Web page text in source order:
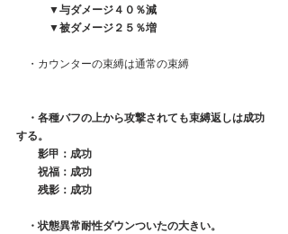
▼与ダメージ４０％減
▼被ダメージ２５％増
・カウンターの束縛は通常の束縛
・各種バフの上から攻撃されても束縛返しは成功
する。
影甲：成功
祝福：成功
残影：成功
・状態異常耐性ダウンついたの大きい。